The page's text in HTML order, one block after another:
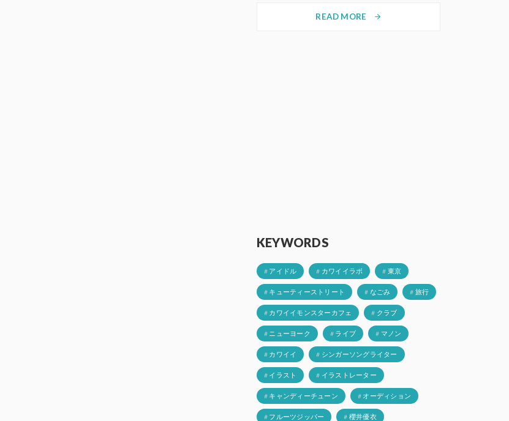
READ MORE arrow_forward
KEYWORDS
# アイドル # カワイイラボ # 東京
# キューティーストリート # なごみ # 旅行
# カワイイモンスターカフェ # クラブ
# ニューヨーク # ライブ # マノン
# カワイイ # シンガーソングライター
# イラスト # イラストレーター
# キャンディーチューン # オーディション
# フルーツジッパー # 櫻井優衣